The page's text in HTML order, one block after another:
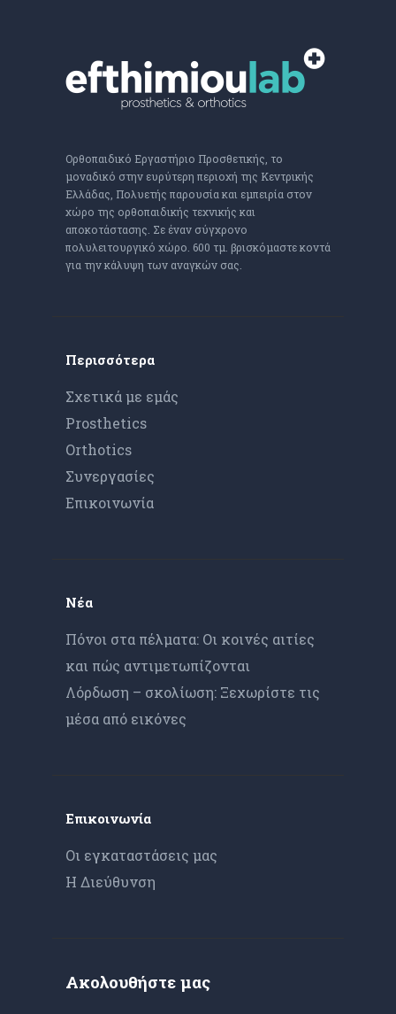
Ορθοπαιδικό Εργαστήριο Προσθετικής, το
μοναδικό στην ευρύτερη περιοχή της Κεντρικής
Ελλάδας, Πολυετής παρουσία και εμπειρία στον
χώρο της ορθοπαιδικής τεχνικής και
αποκοτάστασης. Σε έναν σύγχρονο
πολυλειτουργικό χώρο. 600 τμ. βρισκόμαστε κοντά
για την κάλυψη των αναγκών σας.
Περισσότερα
Σχετικά με εμάς
Prosthetics
Orthotics
Συνεργασίες
Επικοινωνία
Νέα
Πόνοι στα πέλματα: Οι κοινές αιτίες
και πώς αντιμετωπίζονται
Λόρδωση – σκολίωση: Ξεχωρίστε τις
μέσα από εικόνες
Επικοινωνία
Οι εγκαταστάσεις μας
Η Διεύθυνση
Ακολουθήστε μας